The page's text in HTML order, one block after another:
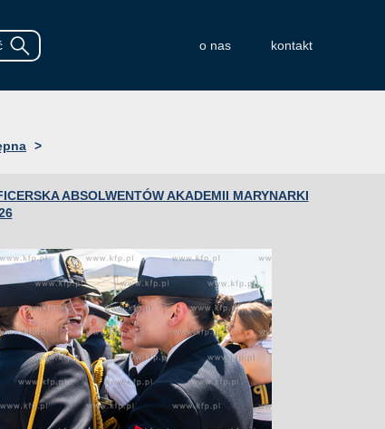
o nas kontakt
>
ABSOLWENTÓW AKADEMII MARYNARKI